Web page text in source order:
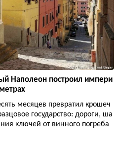
Наполеон построил импери
месяцев превратил крошеч
государство: дороги, ша
ключей от винного погреба